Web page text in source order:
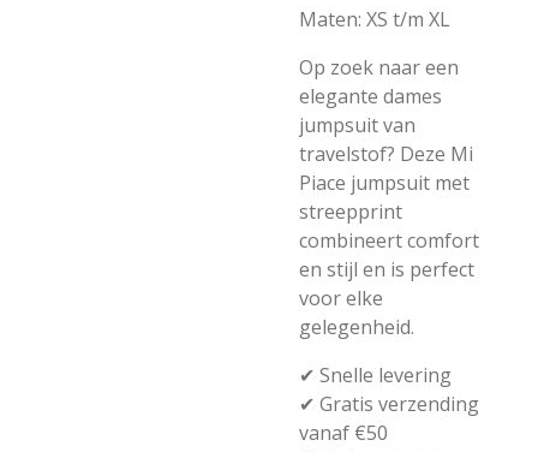
Maten: XS t/m XL
Op zoek naar een
elegante dames
jumpsuit van
travelstof? Deze Mi
Piace jumpsuit met
streepprint
combineert comfort
en stijl en is perfect
voor elke
gelegenheid.
✔ Snelle levering
✔ Gratis verzending
vanaf €50